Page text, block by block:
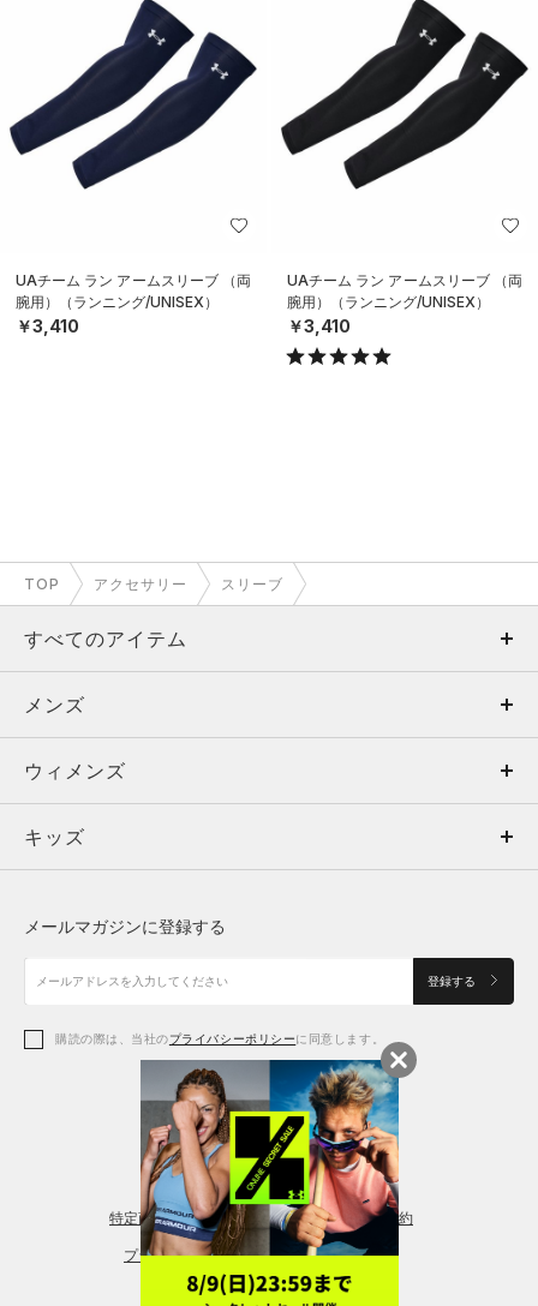
UAチーム ラン アームスリーブ （両
腕用）（ランニング/UNISEX）
￥3,410
UAチーム ラン アームスリーブ （両
腕用）（ランニング/UNISEX）
￥3,410
TOP アクセサリー スリーブ
すべてのアイテム
メンズ
ウィメンズ
キッズ
アクセサリー
メンズ
トップス
ボトムス
アクセサリー
ウィメンズ
トップス
シューズ
アクセサリー
レギンス＆タイツ
キッズ
シューズ
メールマガジンに登録する
登録する
購読の際は、当社のプライバシーポリシーに同意します。
特定商取引法に基づく通販の表記 会員規約
プライバシーポリシー